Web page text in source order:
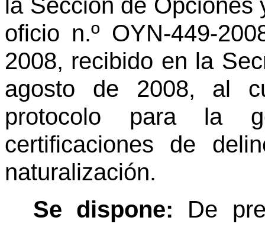
la Sección de
oficio n.º OYN-449-
2008, recibido en la
agosto de 2008, al
protocolo para la
certificaciones de
naturalización.
Se dispone: De